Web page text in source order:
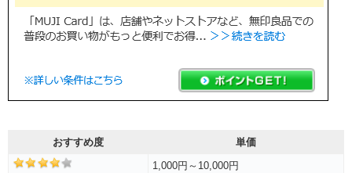
おすすめ度
単価
1,000円～10,000円